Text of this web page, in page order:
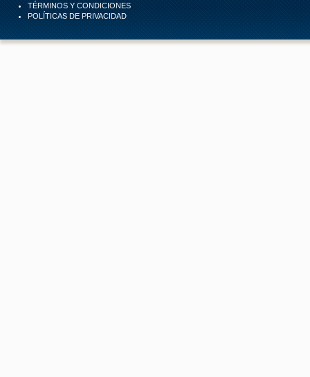
TÉRMINOS Y CONDICIONES
POLÍTICAS DE PRIVACIDAD